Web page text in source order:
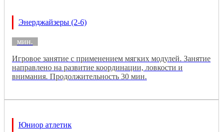
Энерджайзеры (2-6)
мин.
Игровое занятие с применением мягких модулей. Занятие
направлено на развитие координации, ловкости и
внимания. Продолжительность 30 мин.
Юниор атлетик